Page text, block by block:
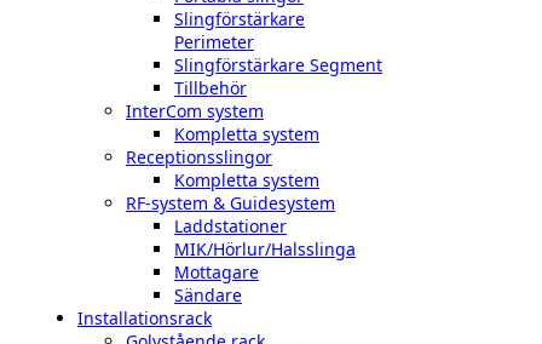
Slingförstärkare
Perimeter
Slingförstärkare Segment
Tillbehör
InterCom system
Kompletta system
Receptionsslingor
Kompletta system
RF-system & Guidesystem
Laddstationer
MIK/Hörlur/Halsslinga
Mottagare
Sändare
Installationsrack